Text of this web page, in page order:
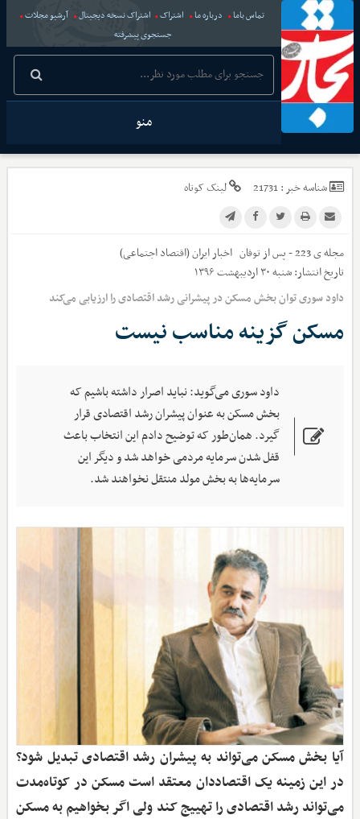
تماس باما درباره ما اشتراک اشتراک نسخه دیجیتال
آرشیو مجلات
جستجوی پیشرفته
منو
شناسه خبر :21731 لینک کوتاه
مجله ی 223 - پس از توفان اخبارایران (اقتصاد اجتماعی)
تاریخ انتشار:شنبه ۳۰ اردیبهشت ۱۳۹۶
داود سوری توان بخش مسکن در پیشرانی رشد اقتصادی را ارزیابی می‌کند
مسکن گزینه مناسب نیست
داود سوری می‌گوید: نباید اصرار داشته باشیم که
بخش مسکن به عنوان پیشران رشد اقتصادی قرار
گیرد. همان‌طور که توضیح دادم این انتخاب باعث
قفل شدن سرمایه مردمی خواهد شد و دیگر این
سرمایه‌ها به بخش مولد منتقل نخواهند شد.
آیا بخش مسکن می‌تواند به پیشران رشد اقتصادی تبدیل شود؟
در این زمینه یک اقتصاددان معتقد است مسکن در کوتاه‌مدت
می‌تواند رشد اقتصادی را تهییج کند ولی اگر بخواهیم به مسکن